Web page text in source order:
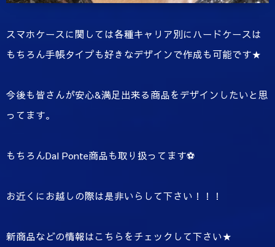
スマホケースに関しては各種キャリア別にハードケースは
もちろん手帳タイプも好きなデザインで作成も可能です★
今後も皆さんが安心&満足出来る商品をデザインしたいと思
ってます。
もちろんDal Ponte商品も取り扱ってます⚽️
お近くにお越しの際は是非いらして下さい！！！
新商品などの情報はこちらをチェックして下さい★